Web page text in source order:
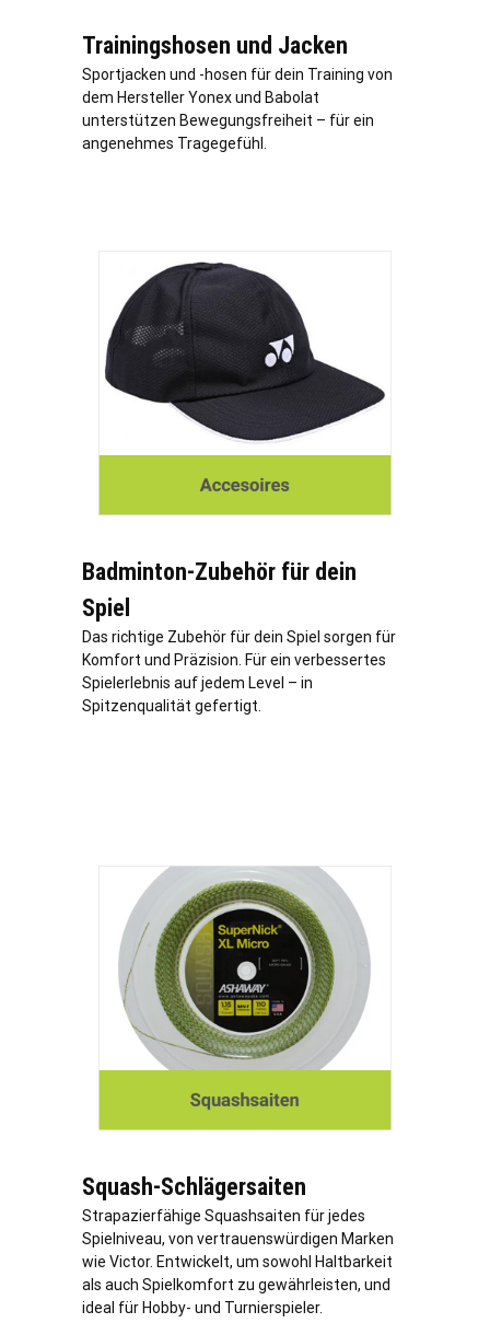
Trainingshosen und Jacken
Sportjacken und -hosen für dein Training von
dem Hersteller Yonex und Babolat
unterstützen Bewegungsfreiheit – für ein
angenehmes Tragegefühl.
Badminton-Zubehör für dein
Spiel
Das richtige Zubehör für dein Spiel sorgen für
Komfort und Präzision. Für ein verbessertes
Spielerlebnis auf jedem Level – in
Spitzenqualität gefertigt.
Squash-Schlägersaiten
Strapazierfähige Squashsaiten für jedes
Spielniveau, von vertrauenswürdigen Marken
wie Victor. Entwickelt, um sowohl Haltbarkeit
als auch Spielkomfort zu gewährleisten, und
ideal für Hobby- und Turnierspieler.